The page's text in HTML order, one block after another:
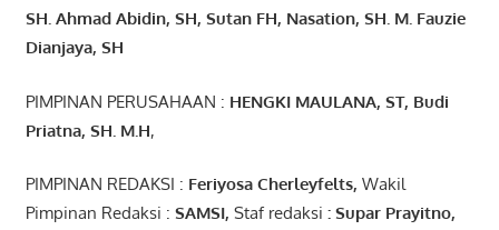
SH. Ahmad Abidin, SH, SutanFH, Nasation, SH. M. Fauzie
Dianjaya, SH
PIMPINAN PERUSAHAAN : HENGKI MAULANA, ST, Budi
Priatna, SH . M.H,
PIMPINAN REDAKSI : Feriyosa Cherleyfelts, Wakil
Pimpinan Redaksi : SAMSI, Staf redaksi : Supar Prayitno,